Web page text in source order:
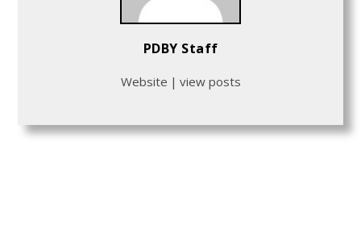
PDBY Staff
Website | view posts